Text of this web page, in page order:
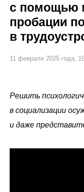
с помощью
пробации
в
11 февраля 2025 года,
Решить
в социализации
и даже